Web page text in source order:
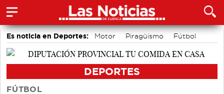
Es noticia en Deportes: Motor Piragüismo
Fútbol
Bádminton
Bolos conquenses
DEPORTES
FÚTBOL